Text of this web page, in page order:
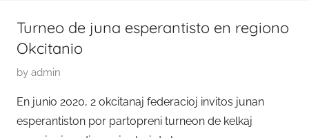
t
o
0
2
Turneo de juna esperantisto en regiono
Okcitanio
P
s
t
by admin
En junio 2020, 2 okcitanaj federacioj invitos junan
esperantiston por partopreni turneon de kelkaj